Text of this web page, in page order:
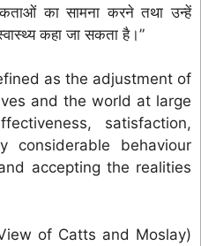
का सामना करने तथा उन्हें
कहा जा सकता है।”
as the adjustment of
and the world at large
satisfaction,
considerable behaviour
accepting the realities
of Catts and Moslay)